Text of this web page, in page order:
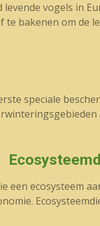
levende vogels in
te bakenen om de
speciale
een ecosysteem